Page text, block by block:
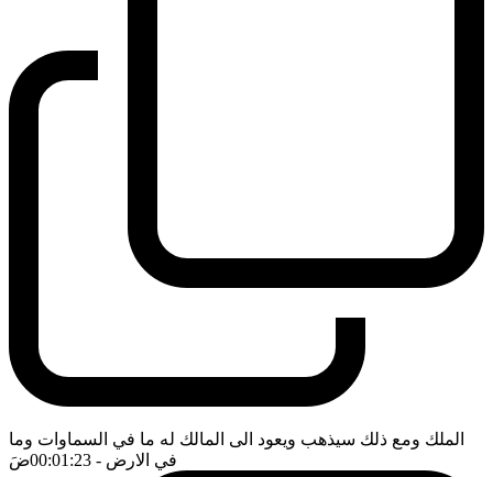
الملك ومع ذلك سيذهب ويعود الى المالك له ما في السماوات وما
في الارض - 00:01:23 ضَ